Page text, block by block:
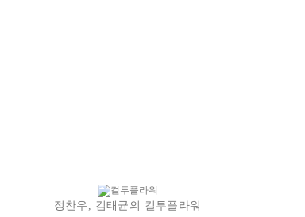
정찬우, 김태균의 컬투플라워